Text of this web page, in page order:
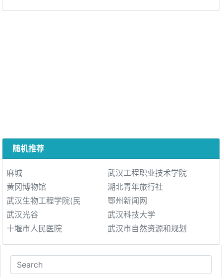
随机推荐
麻城
武汉工程职业技术学院
黄冈博物馆
湖北青年旅行社
武汉生物工程学院(民
鄂州新闻网
武汉光谷
武汉科技大学
十堰市人民医院
武汉市自然资源和规划